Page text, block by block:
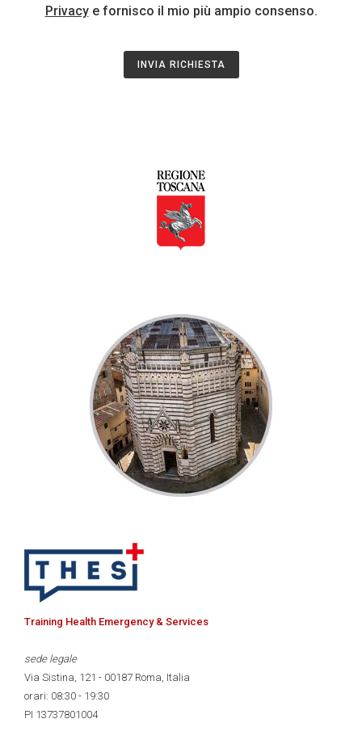
Privacye fornisco il mio più ampio consenso.
INVIA RICHIESTA
Training Health Emergency & Services
sede legale
Via Sistina, 121 - 00187 Roma, Italia
orari: 08:30 - 19:30
PI 13737801004